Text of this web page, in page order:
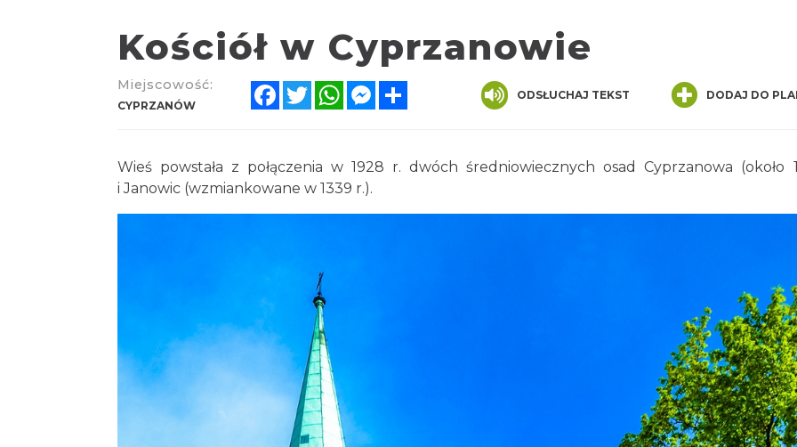
Kościół w Cyprzanowie
Miejscowość:
CYPRZANÓW
FacebookTwitterWhatsAppMessenger ODSŁUCHAJ TEKST DODAJ DO
Wieś powstała z połączenia w 1928 r. dwóch średniowiecznych osad Cyprzanowa (około
i Janowic (wzmiankowane w 1339 r.).